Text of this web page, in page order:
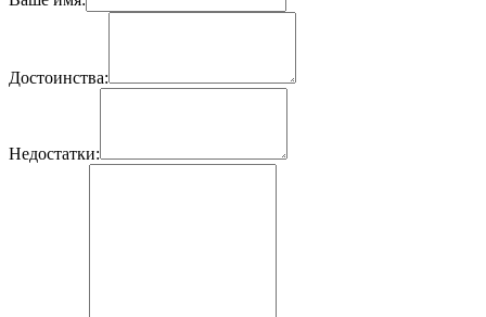
Достоинства:
Недостатки: